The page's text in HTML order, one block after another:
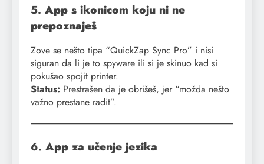
5. App s ikonicom koju ni ne
prepoznaješ
Zove se nešto tipa “QuickZap Sync Pro” i nisi
siguran da li je to spyware ili si je skinuo kad si
pokušao spojit printer.
Status: Prestrašen da je obrišeš, jer “možda nešto
važno prestane radit”.
6. App za učenje jezika